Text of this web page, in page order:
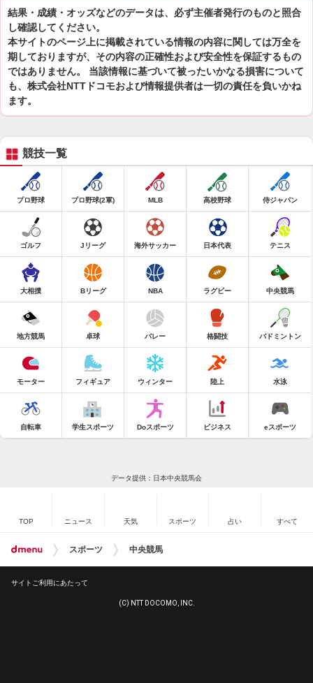
結果・成績・オッズなどのデータは、必ず主催者発行のものと照合
し確認してください。
本サイトのページ上に掲載されている情報の内容に関しては万全を
期しておりますが、その内容の正確性および安全性を保証するもの
ではありません。 当該情報に基づいて被ったいかなる損害について
も、株式会社NTTドコモおよび情報提供者は一切の責任を負いかね
ます。
競技一覧
プロ野球 プロ野球(2軍) MLB 高校野球 侍ジャパン
ゴルフ Jリーグ 海外サッカー 日本代表 テニス
大相撲 Bリーグ NBA ラグビー 中央競馬
地方競馬 卓球 バレー 格闘技 バドミントン
モーター フィギュア ウィンター 陸上 水泳
自転車 学生スポーツ Doスポーツ ビジネス eスポーツ
データ提供：日本中央競馬会
TOP ニュース 天気 スポーツ 占い すべて
スポーツ 中央競馬
サイトご利用にあたって
(C) NTT DOCOMO, INC.